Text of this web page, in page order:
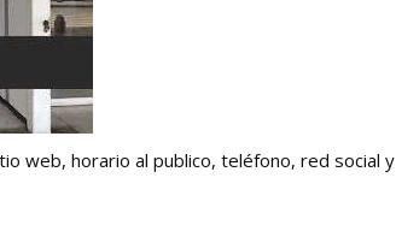
web, horario al publico, teléfono, red social y